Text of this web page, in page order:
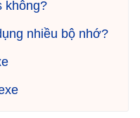
không?
nhiều bộ nhớ?